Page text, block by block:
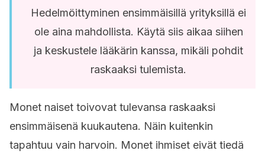
Hedelmöittyminen ensimmäisillä yrityksillä ei
ole aina mahdollista. Käytä siis aikaa siihen
ja keskustele lääkärin kanssa, mikäli pohdit
raskaaksi tulemista.
Monet naiset toivovat tulevansa raskaaksi
ensimmäisenä kuukautena. Näin kuitenkin
tapahtuu vain harvoin. Monet ihmiset eivät tiedä